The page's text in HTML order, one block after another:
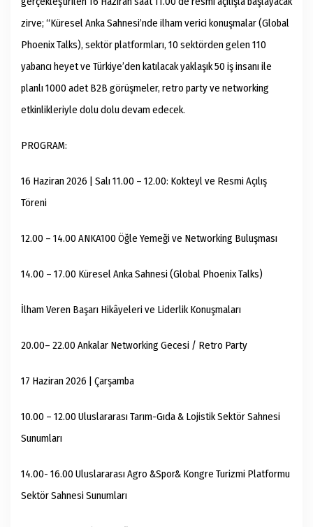
zirve; “Küresel Anka Sahnesi’nde ilham verici konuşmalar (Global
Phoenix Talks), sektör platformları, 10 sektörden gelen 110
yabancı heyet ve Türkiye’den katılacak yaklaşık 50 iş insanı ile
planlı 1000 adet B2B görüşmeler, retro party ve networking
etkinlikleriyle dolu dolu devam edecek.
PROGRAM:
16 Haziran 2026 | Salı 11.00 – 12.00: Kokteyl ve Resmi Açılış
Töreni
12.00 – 14.00 ANKA100 Öğle Yemeği ve Networking Buluşması
14.00 – 17.00 Küresel Anka Sahnesi (Global Phoenix Talks)
İlham Veren Başarı Hikâyeleri ve Liderlik Konuşmaları
20.00– 22.00 Ankalar Networking Gecesi / Retro Party
17 Haziran 2026 | Çarşamba
10.00 – 12.00 Uluslararası Tarım-Gıda & Lojistik Sektör Sahnesi
Sunumları
14.00- 16.00 Uluslararası Agro &Spor& Kongre Turizmi Platformu
Sektör Sahnesi Sunumları